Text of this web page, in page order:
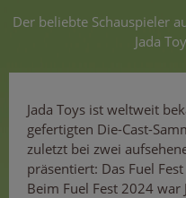
Der beliebte Schauspieler
Jada
Jada Toys ist weltweit
gefertigten Die-Cast-
zuletzt bei zwei
präsentiert: Das Fuel
Beim Fuel Fest 2024